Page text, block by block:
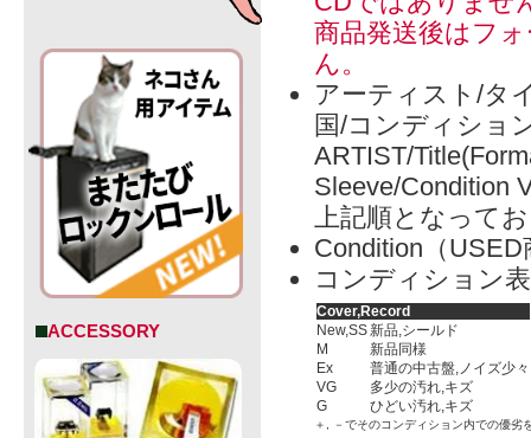
ACCESSORY
商品発送後はフ
ん。
アーティスト/タ
国/コンディショ
ARTIST/
Sleeve/Condition
上記順となって
Condition（
コンディション
Cover,Record
New,SS新品,シールド
M
新品同様
Ex
普通の中古盤,ノイズ少々
VG
多少の汚れ,キズ
G
ひどい汚れ,キズ
＋, －でそのコンディション内での優劣